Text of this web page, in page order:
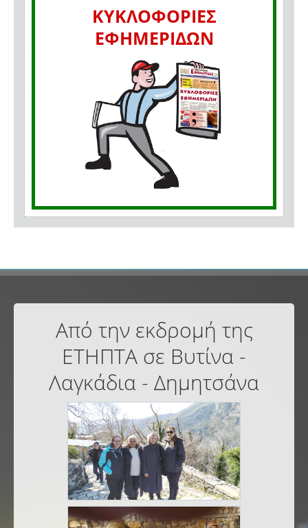
ΚΥΚΛΟΦΟΡΙΕΣ
ΕΦΗΜΕΡΙΔΩΝ
Από την εκδρομή της
ΕΤΗΠΤΑ σε Βυτίνα -
Λαγκάδια - Δημητσάνα